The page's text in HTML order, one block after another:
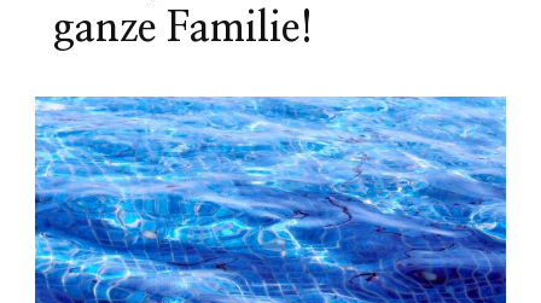
ganze Familie!